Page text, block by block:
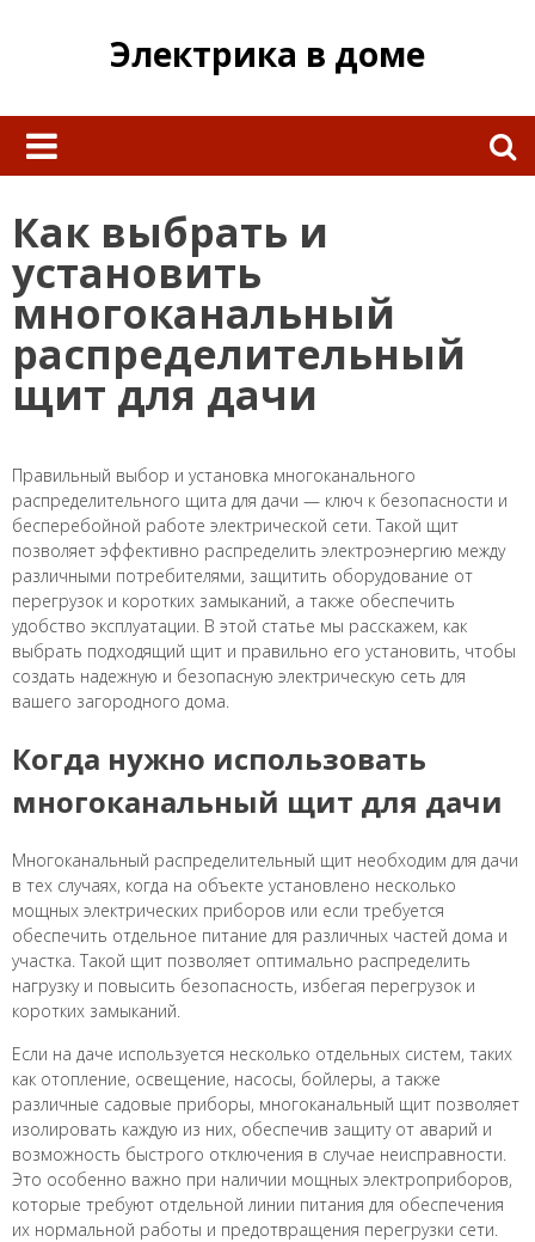
Электрика в доме
Найти:
Как выбрать и
установить
многоканальный
распределительный
щит для дачи
Правильный выбор и установка многоканального
распределительного щита для дачи — ключ к безопасности и
бесперебойной работе электрической сети. Такой щит
позволяет эффективно распределить электроэнергию между
различными потребителями, защитить оборудование от
перегрузок и коротких замыканий, а также обеспечить
удобство эксплуатации. В этой статье мы расскажем, как
выбрать подходящий щит и правильно его установить, чтобы
создать надежную и безопасную электрическую сеть для
вашего загородного дома.
Когда нужно использовать
многоканальный щит для дачи
Многоканальный распределительный щит необходим для дачи
в тех случаях, когда на объекте установлено несколько
мощных электрических приборов или если требуется
обеспечить отдельное питание для различных частей дома и
участка. Такой щит позволяет оптимально распределить
нагрузку и повысить безопасность, избегая перегрузок и
коротких замыканий.
Если на даче используется несколько отдельных систем, таких
как отопление, освещение, насосы, бойлеры, а также
различные садовые приборы, многоканальный щит позволяет
изолировать каждую из них, обеспечив защиту от аварий и
возможность быстрого отключения в случае неисправности.
Это особенно важно при наличии мощных электроприборов,
которые требуют отдельной линии питания для обеспечения
их нормальной работы и предотвращения перегрузки сети.